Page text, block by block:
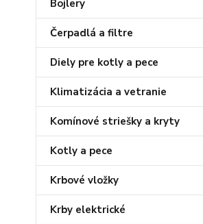
Bojlery
Čerpadlá a filtre
Diely pre kotly a pece
Klimatizácia a vetranie
Komínové striešky a kryty
Kotly a pece
Krbové vložky
Krby elektrické